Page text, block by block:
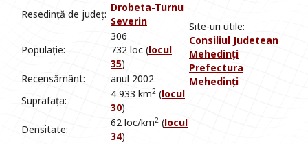
Site-uri utile:
Consiliul Judetean
Mehedinți
Prefectura
Mehedinți
Resedință de județ:
Drobeta-Turnu
Severin
Populație:
306
732 loc (locul
35)
Recensământ:
anul 2002
Suprafața:
4 933 km2 (locul
30)
Densitate:
62 loc/km2 (locul
34)